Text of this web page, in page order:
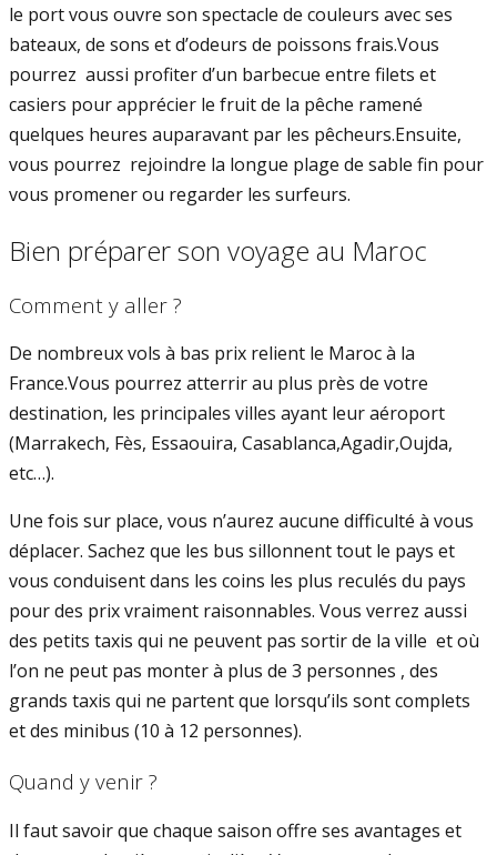
le port vous ouvre son spectacle de couleurs avec ses
bateaux, de sons et d’odeurs de poissons frais.Vous
pourrez aussi profiter d’un barbecue entre filets et
casiers pour apprécier le fruit de la pêche ramené
quelques heures auparavant par les pêcheurs.Ensuite,
vous pourrez rejoindre la longue plage de sable fin pour
vous promener ou regarder les surfeurs.
Bien préparer son voyage au Maroc
Comment y aller ?
De nombreux vols à bas prix relient le Maroc à la
France.Vous pourrez atterrir au plus près de votre
destination, les principales villes ayant leur aéroport
(Marrakech, Fès, Essaouira, Casablanca,Agadir,Oujda,
etc…).
Une fois sur place, vous n’aurez aucune difficulté à vous
déplacer. Sachez que les bus sillonnent tout le pays et
vous conduisent dans les coins les plus reculés du pays
pour des prix vraiment raisonnables. Vous verrez aussi
des petits taxis qui ne peuvent pas sortir de la ville et où
l’on ne peut pas monter à plus de 3 personnes , des
grands taxis qui ne partent que lorsqu’ils sont complets
et des minibus (10 à 12 personnes).
Quand y venir ?
Il faut savoir que chaque saison offre ses avantages et